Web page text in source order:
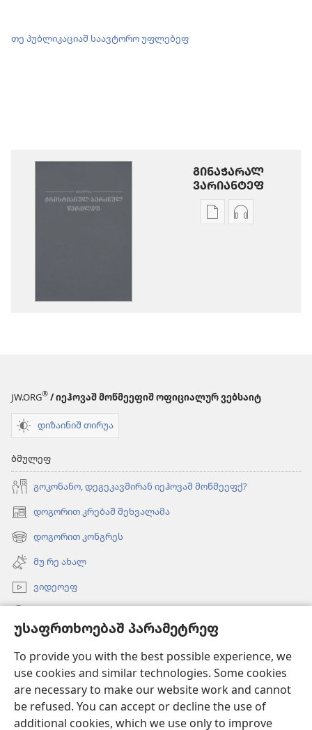
უსაფრთხოებაშ პარამეტრეფ
To provide you with the best possible experience, we
use cookies and similar technologies. Some cookies
are necessary to make our website work and cannot
be refused. You can accept or decline the use of
additional cookies, which we use only to improve
თე პუბლიკაციაშ საავტორო უფლებეფ
ᲒᲘᲜᲐᲭᲐᲠᲐᲚ
ᲕᲐᲠᲘᲐᲜᲢᲔᲤ
ხვალე
JW.ORG® / იეჰოვაშ მოწმეეფიშ ოფიციალურ ვებსაიტ
დიზაინიშ თირუა
ბმულეფ
გოკონანო, დეგეკავშირან იეჰოვაშ მოწმეეფქ?
დოგორით კრებაშ შეხვალამა
(ახალ
ფანჯარაშ
გონწყუმა)
დოგორით კონგრეს
(ახალ
ფანჯარაშ
გონწყუმა)
მუ რე ახალ
ვიდეოეფ
(ახალ
ფანჯარაშ
გონწყუმა)გინაჯინალ კოშკიშ ᲝᲜᲚᲐᲘᲜᲑᲘᲑᲚᲘᲝᲗᲔᲙᲐ
(ახალ
ფანჯარაშ
გონწყუმა)
JW Hub ®
(ახალ